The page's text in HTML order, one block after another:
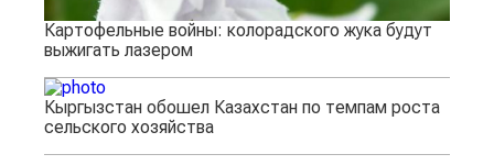
Картофельные войны: колорадского жука будут
выжигать лазером
Кыргызстан обошел Казахстан по темпам роста
сельского хозяйства